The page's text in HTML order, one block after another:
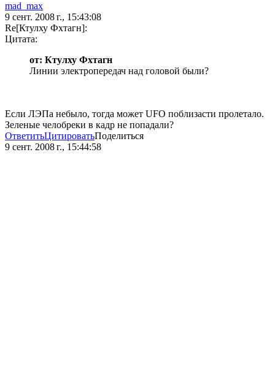
mad_max
9 сент. 2008 г., 15:43:08
Re[Ктулху Фхтагн]:
Цитата:
от: Ктулху Фхтагн
Линии электропередач над головой были?
Если ЛЭПа небыло, тогда может UFO поблизасти пролетало.
Зеленые челобреки в кадр не попадали?
ОтветитьЦитироватьПоделиться
9 сент. 2008 г., 15:44:58